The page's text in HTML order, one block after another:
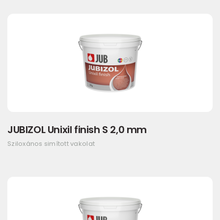
JUBIZOL Unixil finish S 2,0 mm
Sziloxános simított vakolat